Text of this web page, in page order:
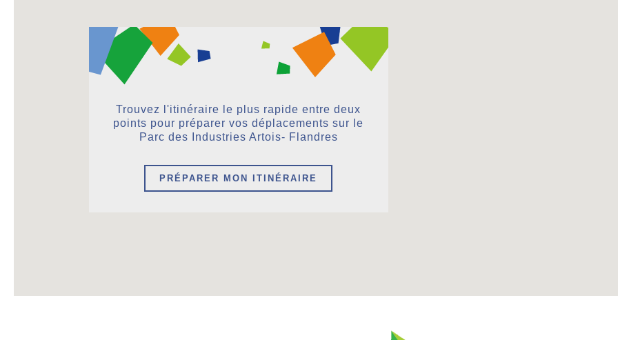
Trouvez l'itinéraire le plus rapide entre deux
points pour préparer vos déplacements sur le
Parc des Industries Artois- Flandres
PRÉPARER MON ITINÉRAIRE